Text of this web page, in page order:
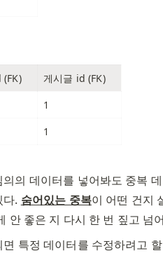
게시글 id (FK)
1
1
의 데이터를 넣어봐도 중복
. 숨어있는 중복이 어떤 건지
안 좋은 지 다시 한 번 짚고 넘
특정 데이터를 수정하려고